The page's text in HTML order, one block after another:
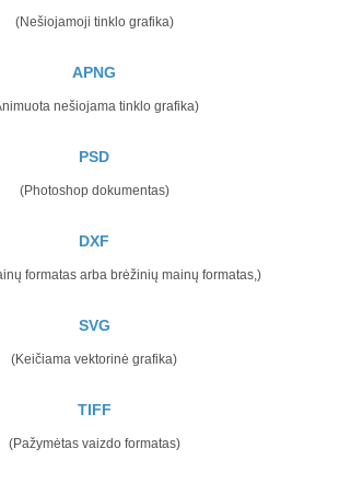
(Nešiojamoji tinklo grafika)
APNG
nešiojama tinklo grafika)
PSD
(Photoshop dokumentas)
DXF
formatas arba brėžinių mainų formatas,)
SVG
(Keičiama vektorinė grafika)
TIFF
(Pažymėtas vaizdo formatas)